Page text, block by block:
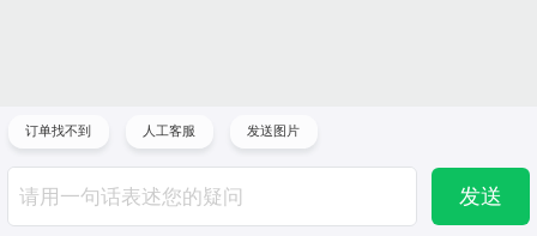
订单找不到 人工客服 发送图片
发送